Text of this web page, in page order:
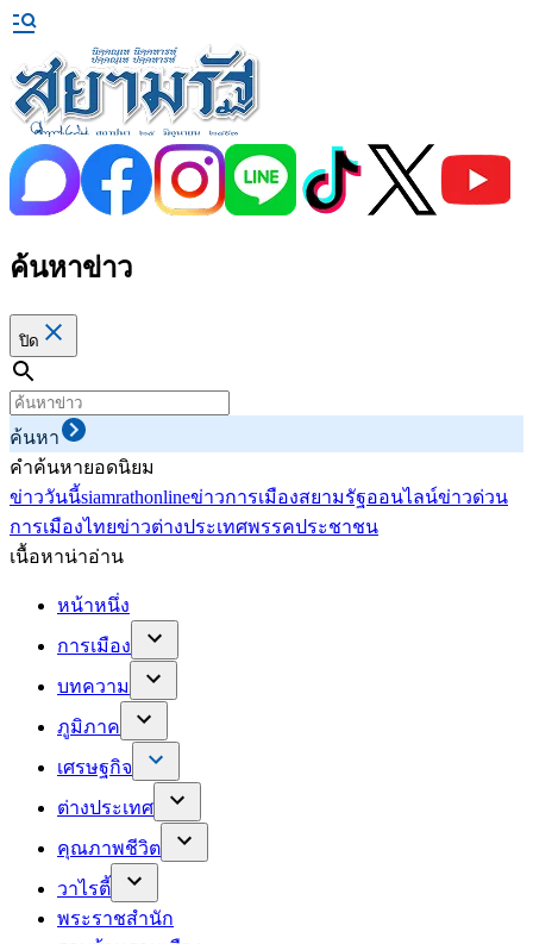
ค้นหาข่าว
ปิด
ค้นหา
คำค้นหายอดนิยม
ข่าววันนี้siamrathonlineข่าวการเมืองสยามรัฐออนไลน์ข่าวด่วน
การเมืองไทยข่าวต่างประเทศพรรคประชาชน
เนื้อหาน่าอ่าน
หน้าหนึ่ง
การเมือง
บทความ
ภูมิภาค
เศรษฐกิจ
ต่างประเทศ
คุณภาพชีวิต
วาไรตี้
พระราชสำนัก